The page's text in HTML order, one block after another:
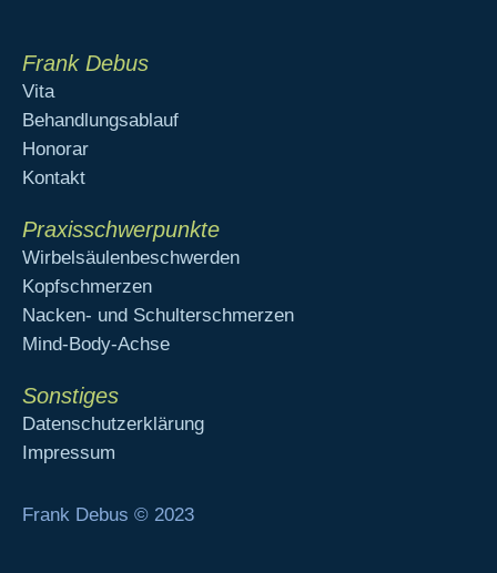
Frank Debus
Vita
Behandlungsablauf
Honorar
Kontakt
Praxisschwerpunkte
Wirbelsäulenbeschwerden
Kopfschmerzen
Nacken- und Schulterschmerzen
Mind-Body-Achse
Sonstiges
Datenschutzerklärung
Impressum
Frank Debus © 2023